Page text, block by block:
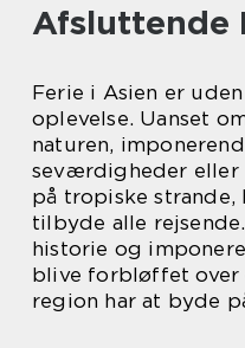
Afsluttende
Ferie i Asien er
oplevelse. Uanset
naturen,
seværdigheder eller
på tropiske strande,
tilbyde alle
historie og
blive forbløffet over
region har at byde